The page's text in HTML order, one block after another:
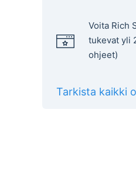
Voita Rich
tukevat yli
ohjeet)
Tarkista kaikki